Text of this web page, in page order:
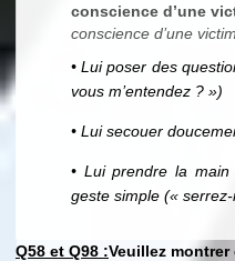
conscience d’une
conscience d’une
• Lui poser des
vous m’entendez ? »)
• Lui secouer
• Lui prendre la main
geste simple (« serrez-
Q58 et Q98 :Veuillez